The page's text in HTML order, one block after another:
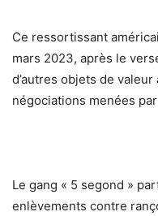
Ce ressortissant
mars 2023, après le
d’autres objets de
négociations menées
Le gang « 5 segond »
enlèvements contre